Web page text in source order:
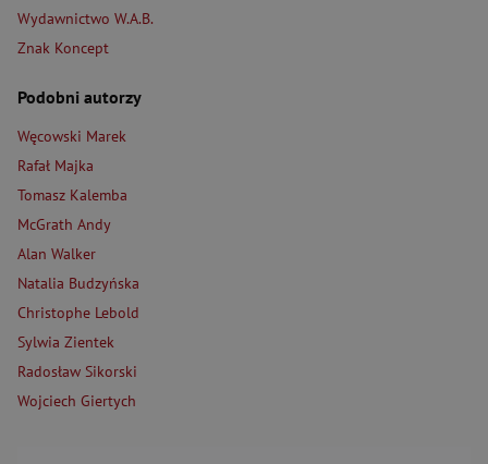
Wydawnictwo W.A.B.
Znak Koncept
Podobni autorzy
Węcowski Marek
Rafał Majka
Tomasz Kalemba
McGrath Andy
Alan Walker
Natalia Budzyńska
Christophe Lebold
Sylwia Zientek
Radosław Sikorski
Wojciech Giertych